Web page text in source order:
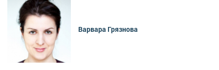
Варвара Грязнова